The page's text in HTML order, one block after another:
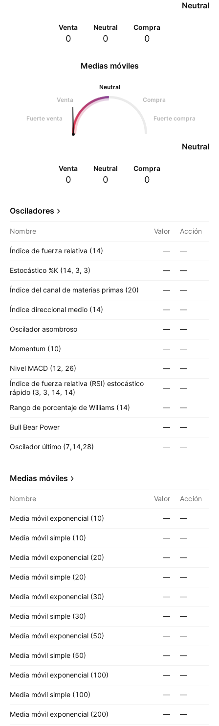
Neutral
Venta
0
Neutral
0
Compra
0
Medias móviles
Neutral
Venta
Compra
Fuerte venta Fuerte compra
Neutral
Venta
0
Neutral
0
Compra
0
Osciladores
Nombre Valor Acción
Índice de fuerza relativa (14) — —
Estocástico %K (14, 3, 3) — —
Índice del canal de materias primas (20) — —
Índice direccional medio (14) — —
Oscilador asombroso — —
Momentum (10) — —
Nivel MACD (12, 26) —
—
Índice de fuerza relativa (RSI) estocástico
rápido (3, 3, 14, 14)
— —
Rango de porcentaje de Williams (14) — —
Bull Bear Power — —
Oscilador último (7,14,28) — —
Medias móviles
Nombre Valor Acción
Media móvil exponencial (10) — —
Media móvil simple (10) — —
Media móvil exponencial (20) — —
Media móvil simple (20) — —
Media móvil exponencial (30) — —
Media móvil simple (30) — —
Media móvil exponencial (50) — —
Media móvil simple (50) — —
Media móvil exponencial (100) — —
Media móvil simple (100) — —
Media móvil exponencial (200) — —